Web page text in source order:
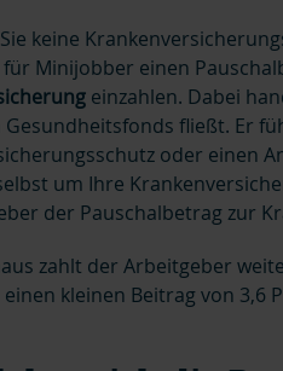
keine
Minijobber einen
einzahlen. Dabei
Gesundheitsfonds fließt. Er
oder einen
um Ihre
der Pauschalbetrag zur
zahlt der Arbeitgeber
kleinen Beitrag von 3,6